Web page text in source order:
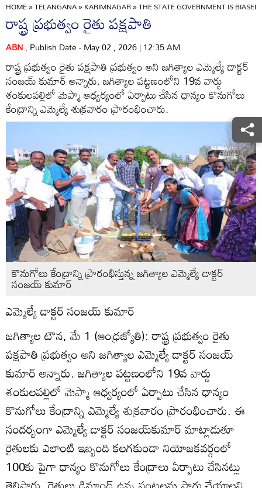
HOME»TELANGANA»KARIMNAGAR»THE STATE GOVERNMENT IS
రాష్ట్ర ప్రభుత్వం రైతు పక్షపాతి
ABN, Publish Date - May 02 , 2026 | 12:35 AM
రాష్ట్ర ప్రభుత్వం రైతు పక్షపాతి ప్రభుత్వం అని జగిత్యాల ఎమ్మెల్యే డాక్టర్‌
సంజయ్‌ కుమార్‌ అన్నారు. జగిత్యాల పట్టణంలోని 19వ వార్డు
శంకులపల్లిలో మెప్మా ఆధ్వర్యంలో ఏర్పాటు చేసిన ధాన్యం కొనుగోలు
కేంద్రాన్ని ఎమ్మెల్యే శుక్రవారం ప్రారంభించారు.
కొనుగోలు కేంద్రాన్ని ప్రారంభిస్తున్న జగిత్యాల ఎమ్మెల్యే డాక్టర్‌
సంజయ్‌ కుమార్‌
ఎమ్మెల్యే డాక్టర్‌ సంజయ్‌ కుమార్‌
జగిత్యాల టౌన, మే 1 (ఆంధ్రజ్యోతి): రాష్ట్ర ప్రభుత్వం రైతు
పక్షపాతి ప్రభుత్వం అని జగిత్యాల ఎమ్మెల్యే డాక్టర్‌ సంజయ్‌
కుమార్‌ అన్నారు. జగిత్యాల పట్టణంలోని 19వ వార్డు
శంకులపల్లిలో మెప్మా ఆధ్వర్యంలో ఏర్పాటు చేసిన ధాన్యం
కొనుగోలు కేంద్రాన్ని ఎమ్మెల్యే శుక్రవారం ప్రారంభించారు. ఈ
సందర్బంగా ఎమ్మెల్యే డాక్టర్‌ సంజయ్‌కుమార్‌ మాట్లాడుతూ
రైతులకు ఎలాంటి ఇబ్బంది కలగకుండా నియోజకవర్గంలో
100కు పైగా ధాన్యం కొనుగోలు కేంద్రాలు ఏర్పాటు చేసినట్లు